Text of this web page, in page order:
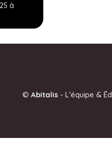
à
© Abitalis - L'équipe &